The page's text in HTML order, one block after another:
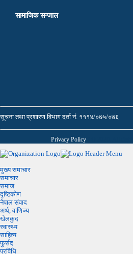
सामाजिक सन्जाल
सूचना तथा प्रशारण विभाग दर्ता नं. १११४/०७५/०७६
Privacy Policy
मुख्य समाचार
समाचार
समाज
दृष्टिकोण
नेपाल संवाद
अर्थ, वाणिज्य
खेलकुद
स्वास्थ्य
साहित्य
फुर्सद
प्रविधि